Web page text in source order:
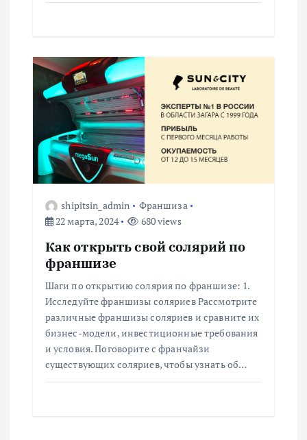
shipitsin_admin
Франшиза
22 марта, 2024
680 views
Как открыть свой солярий по
франшизе
Шаги по открытию солярия по франшизе: 1.
Исследуйте франшизы соляриев Рассмотрите
различные франшизы соляриев и сравните их
бизнес-модели, инвестиционные требования
и условия. Поговорите с франчайзи
существующих соляриев, чтобы узнать об…